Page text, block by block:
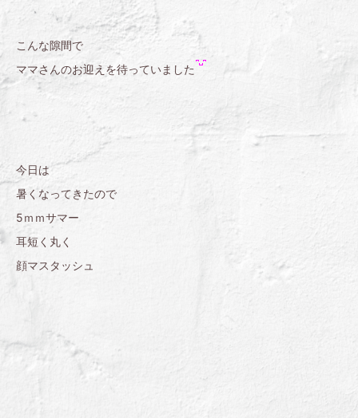
こんな隙間で
ママさんのお迎えを待っていました
今日は
暑くなってきたので
5ｍｍサマー
耳短く丸く
顔マスタッシュ